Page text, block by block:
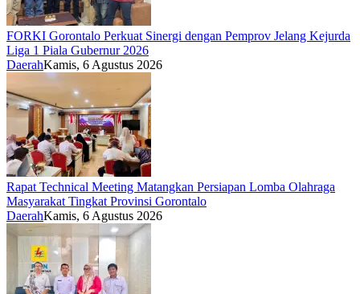
FORKI Gorontalo Perkuat Sinergi dengan Pemprov Jelang Kejurda
Liga 1 Piala Gubernur 2026
DaerahKamis, 6 Agustus 2026
Rapat Technical Meeting Matangkan Persiapan Lomba Olahraga
Masyarakat Tingkat Provinsi Gorontalo
DaerahKamis, 6 Agustus 2026